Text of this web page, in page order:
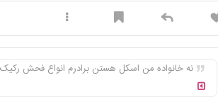
نه خانواده من اسکل هستن برادرم انواع فحش